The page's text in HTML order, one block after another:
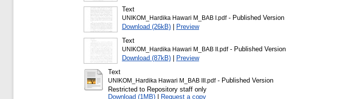
Text
UNIKOM_Hardika Hawari M_BAB I.pdf- Published Version
Download (26kB)|
Preview
Text
UNIKOM_Hardika Hawari M_BAB II.pdf- Published Version
Download (87kB)|
Preview
Text
UNIKOM_Hardika Hawari M_BAB III.pdf- Published Version
Restricted to Repository staff only
Download (1MB)|
Request a copy